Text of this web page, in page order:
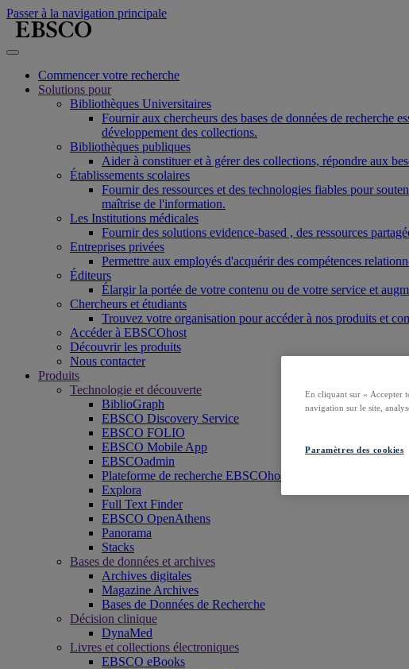
Passer à la navigation principale
Commencer votre recherche
Solutions pour
Bibliothèques Universitaires
Fournir aux chercheurs des bases de données de recherche
développement des collections.
Bibliothèques publiques
Aider à constituer et à gérer des collections, répondre aux
Établissements scolaires
Fournir des ressources et des technologies fiables pour
maîtrise de l'information.
Les Institutions médicales
Fournir des solutions evidence-based , des ressources
Entreprises privées
Permettre aux employés d'acquérir des compétences
Éditeurs
Élargir la portée de votre contenu ou de votre service et
Chercheurs et étudiants
Trouvez votre organisation pour accéder à nos produits et
Accéder à EBSCOhost
Découvrir les produits
Nous contacter
Produits
Technologie et découverte
BiblioGraph
EBSCO Discovery Service
EBSCO FOLIO
EBSCO Mobile App
EBSCOadmin
Plateforme de recherche EBSCOhost
Explora
Full Text Finder
EBSCO OpenAthens
Panorama
Stacks
Bases de données et archives
Archives digitales
Magazine Archives
Bases de Données de Recherche
Décision clinique
DynaMed
Livres et collections électroniques
EBSCO eBooks
En cliquant sur « Accepter
navigation sur le site,
Paramètres des cookies